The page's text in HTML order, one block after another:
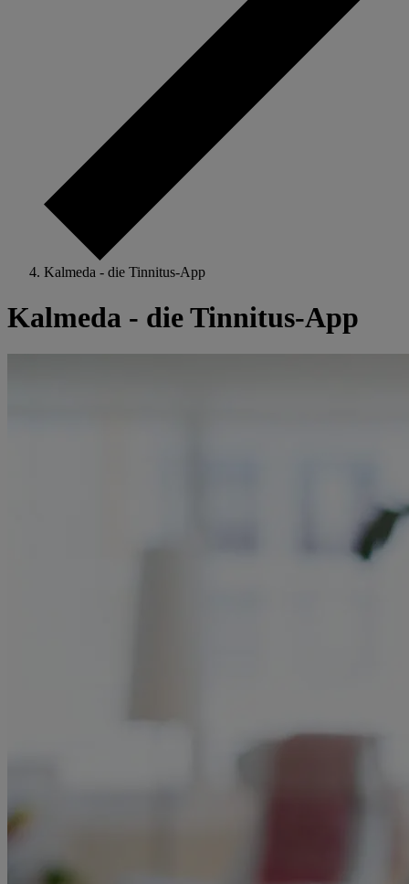
Kalmeda - die Tinnitus-App
Kalmeda - die Tinnitus-App